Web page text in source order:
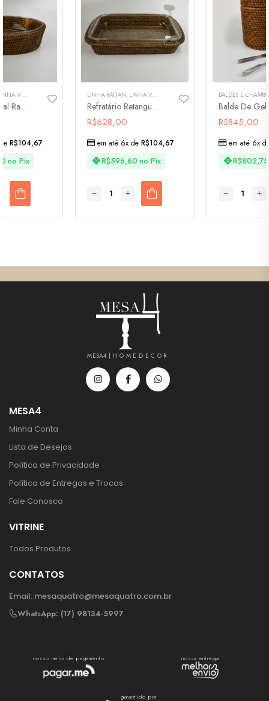
VIME PARA SERVIR TRAVESSAS
Refratário Oval Rattan Maya
no Pix
R$104,67
LINHA RATTAN, LINHA VIME PARA SERVIR TRAVESSAS
Refratário Retangular Rattan Maya
R$628,00
R$596,60 no Pix
em até 6x de R$104,67
R$845,00
R$802,75
em até 6x
MESA4 | H O M E D E C O R
MESA4
Minha Conta
Lista de Desejos
Política de Privacidade
Política de Entregas e Trocas
Fale Conosco
VITRINE
Todos Produtos
CONTATOS
Email: mesaquatro@mesaquatro.com.br
WhatsApp: (17) 98134-5997
nosso meio de pagamento nossa entrega
garantido por